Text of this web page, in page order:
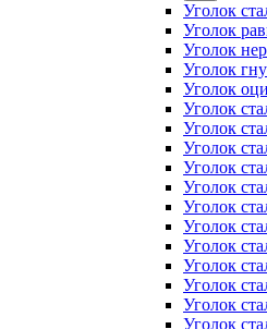
Уголок
Уголок
Уголок
Уголок
Уголок
Уголок
Уголок
Уголок
Уголок
Уголок
Уголок
Уголок
Уголок
Уголок
Уголок
Уголок
Уголок